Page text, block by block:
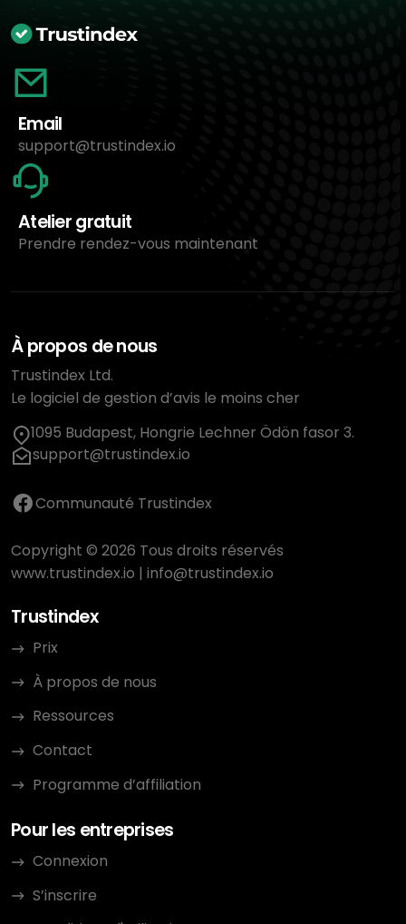
Email
support@trustindex.io
Atelier gratuit
Prendre rendez-vous maintenant
À propos de nous
Trustindex Ltd.
Le logiciel de gestion d’avis le moins cher
1095 Budapest, Hongrie Lechner Ödön fasor 3.
support@trustindex.io
Communauté Trustindex
Copyright © 2026 Tous droits réservés
www.trustindex.io | info@trustindex.io
Trustindex
Prix
À propos de nous
Ressources
Contact
Programme d’affiliation
Pour les entreprises
Connexion
S’inscrire